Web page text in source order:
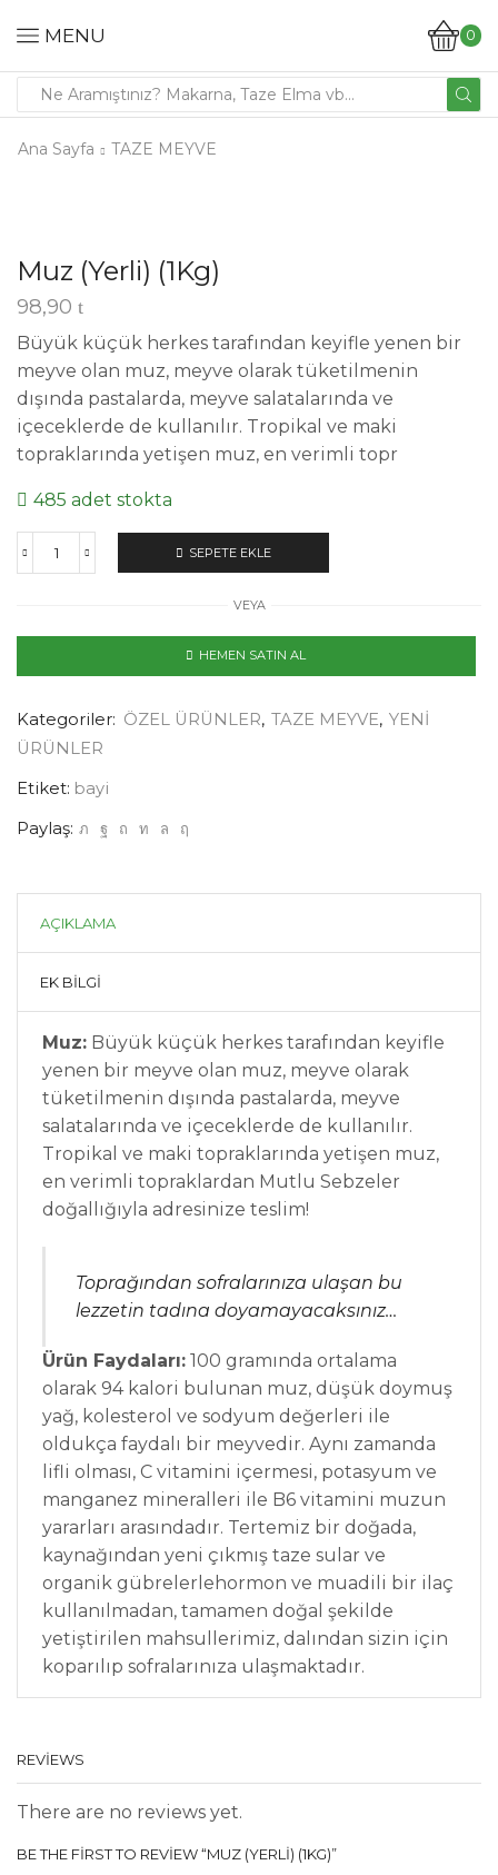
MENU 0
Ana Sayfa TAZE MEYVE
Muz (Yerli) (1Kg)
98,90
Büyük küçük herkes tarafından keyifle yenen bir
meyve olan muz, meyve olarak tüketilmenin
dışında pastalarda, meyve salatalarında ve
içeceklerde de kullanılır. Tropikal ve maki
topraklarında yetişen muz, en verimli topr
485 adet stokta
SEPETE EKLE
VEYA
HEMEN SATIN AL
Kategoriler: ÖZEL ÜRÜNLER, TAZE MEYVE, YENİ
ÜRÜNLER
Etiket: bayi
Paylaş:
AÇIKLAMA
EK BILGI
Muz: Büyük küçük herkes tarafından keyifle
yenen bir meyve olan muz, meyve olarak
tüketilmenin dışında pastalarda, meyve
salatalarında ve içeceklerde de kullanılır.
Tropikal ve maki topraklarında yetişen muz,
en verimli topraklardan Mutlu Sebzeler
doğallığıyla adresinize teslim!
Toprağından sofralarınıza ulaşan bu
lezzetin tadına doyamayacaksınız…
Ürün Faydaları: 100 gramında ortalama
olarak 94 kalori bulunan muz, düşük doymuş
yağ, kolesterol ve sodyum değerleri ile
oldukça faydalı bir meyvedir. Aynı zamanda
lifli olması, C vitamini içermesi, potasyum ve
manganez mineralleri ile B6 vitamini muzun
yararları arasındadır. Tertemiz bir doğada,
kaynağından yeni çıkmış taze sular ve
organik gübrelerle hormon ve muadili bir ilaç
kullanılmadan, tamamen doğal şekilde
yetiştirilen mahsullerimiz, dalından sizin için
koparılıp sofralarınıza ulaşmaktadır.
REVIEWS
There are no reviews yet.
BE THE FIRST TO REVIEW “MUZ (YERLI) (1KG)”